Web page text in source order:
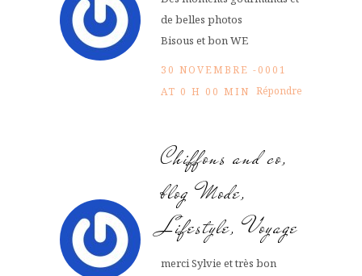
de belles photos
Bisous et bon WE
30 NOVEMBRE -0001
AT 0 H 00 MIN Répondre
Chiffons and co,
blog Mode,
Lifestyle, Voyage
merci Sylvie et très bon